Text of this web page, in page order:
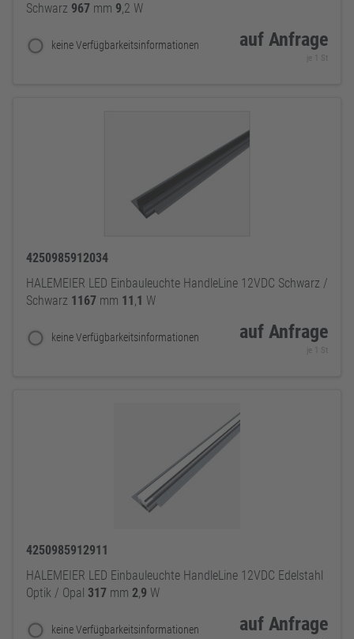
Schwarz 967 mm 9,2 W
keine Verfügbarkeitsinformationen auf Anfrage
je 1 St
4250985912034
HALEMEIER LED Einbauleuchte HandleLine 12VDC Schwarz /
Schwarz 1167 mm 11,1 W
keine Verfügbarkeitsinformationen auf Anfrage
je 1 St
4250985912911
HALEMEIER LED Einbauleuchte HandleLine 12VDC Edelstahl
Optik / Opal 317 mm 2,9 W
keine Verfügbarkeitsinformationen auf Anfrage